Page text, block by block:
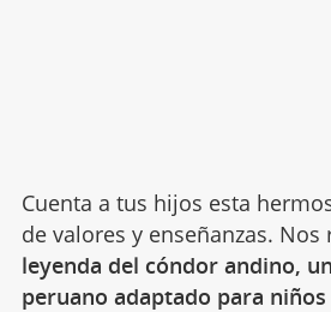
Cuenta a tus hijos esta
de valores y enseñanzas. Nos
leyenda del cóndor andino,
peruano adaptado para niños